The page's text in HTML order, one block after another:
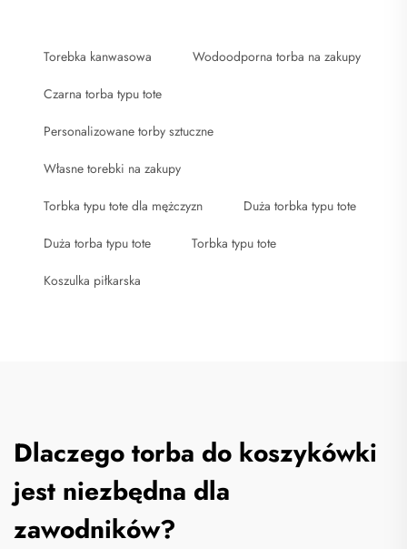
Torebka kanwasowa Wodoodporna torba na zakupy
Czarna torba typu tote
Personalizowane torby sztuczne
Własne torebki na zakupy
Torbka typu tote dla mężczyzn Duża torbka typu tote
Duża torba typu tote Torbka typu tote
Koszulka piłkarska
Dlaczego torba do koszykówki
jest niezbędna dla
zawodników?